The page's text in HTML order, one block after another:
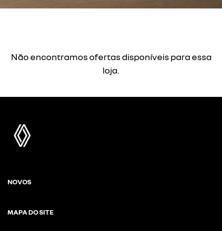
Não encontramos ofertas disponíveis para essa
loja.
NOVOS
MAPA DO SITE